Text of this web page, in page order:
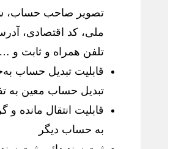
تصویر صاحب حساب،
ملی، کد اقتصادی،
تلفن همراه و ثابت و …
قابلیت تبدیل حساب
تبدیل حساب معین به
قابلیت انتقال
به حساب دیگر